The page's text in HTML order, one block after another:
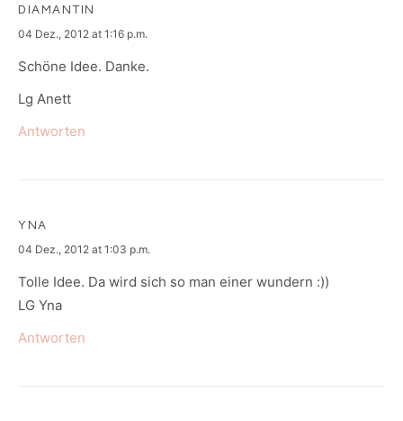
DIAMANTIN
says:
04 Dez., 2012 at 1:16 p.m.
Schöne Idee. Danke.
Lg Anett
Antworten
YNA
says:
04 Dez., 2012 at 1:03 p.m.
Tolle Idee. Da wird sich so man einer wundern :))
LG Yna
Antworten